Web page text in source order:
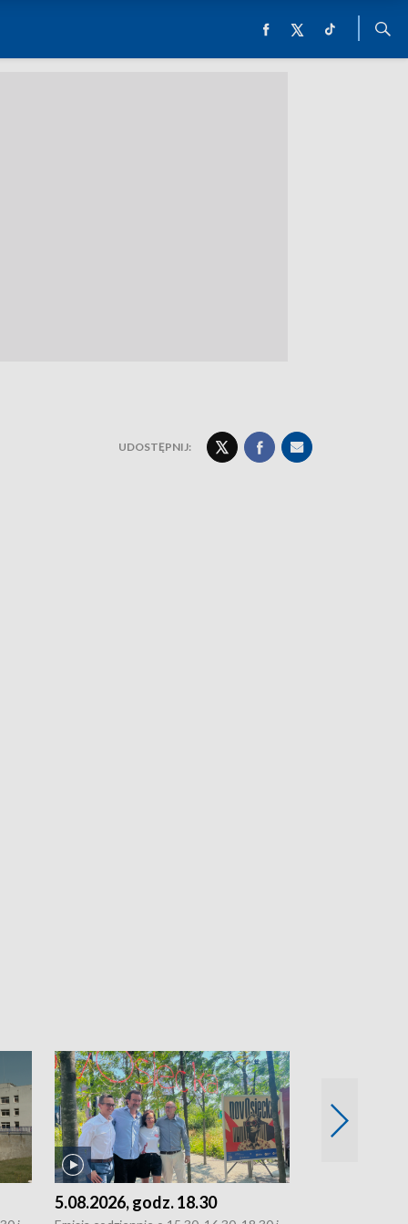
UDOSTĘPNIJ:
5.08.2026, godz. 18.30